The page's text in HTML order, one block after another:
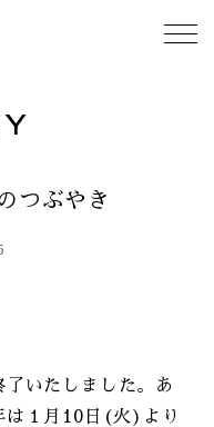
つぶやき
いたしました。あ
は１月10日(火)より